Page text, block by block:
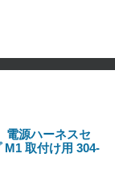
電源ハーネスセ
M1 取付け用 304-